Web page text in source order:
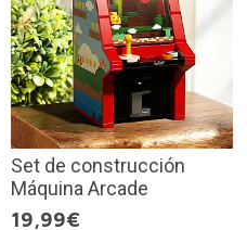
Set de construcción
Máquina Arcade
19,99€